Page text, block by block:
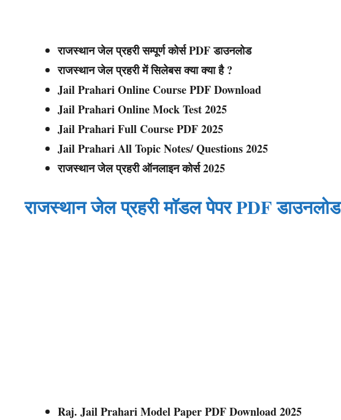
राजस्थान जेल प्रहरी सम्पूर्ण कोर्स PDF डाउनलोड
राजस्थान जेल प्रहरी में सिलेबस क्या क्या है ?
Jail Prahari Online Course PDF Download
Jail Prahari Online Mock Test 2025
Jail Prahari Full Course PDF 2025
Jail Prahari All Topic Notes/ Questions 2025
राजस्थान जेल प्रहरी ऑनलाइन कोर्स 2025
राजस्थान जेल प्रहरी मॉडल पेपर PDF डाउनलोड
Raj. Jail Prahari Model Paper PDF Download 2025